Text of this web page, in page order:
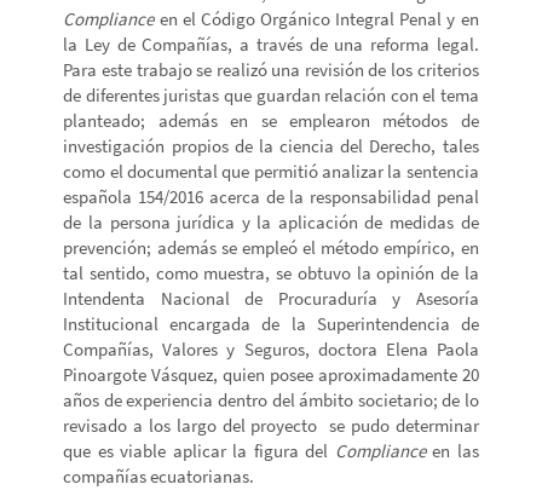
Complianceen el Código Orgánico Integral Penal y en
la Ley de Compañías, a través de una reforma legal.
Para este trabajo se realizó una revisión de los criterios
de diferentes juristas que guardan relación con el tema
planteado; además en se emplearon métodos de
investigación propios de la ciencia del Derecho, tales
como el documental que permitió analizar la sentencia
española 154/2016 acerca de la responsabilidad penal
de la persona jurídica y la aplicación de medidas de
prevención; además se empleó el método empírico, en
tal sentido, como muestra, se obtuvo la opinión de la
Intendenta Nacional de Procuraduría y Asesoría
Institucional encargada de la Superintendencia de
Compañías, Valores y Seguros, doctora Elena Paola
Pinoargote Vásquez, quien posee aproximadamente 20
años de experiencia dentro del ámbito societario; de lo
revisado a los largo del proyecto se pudo determinar
que es viable aplicar la figura del Complianceen las
compañías ecuatorianas.